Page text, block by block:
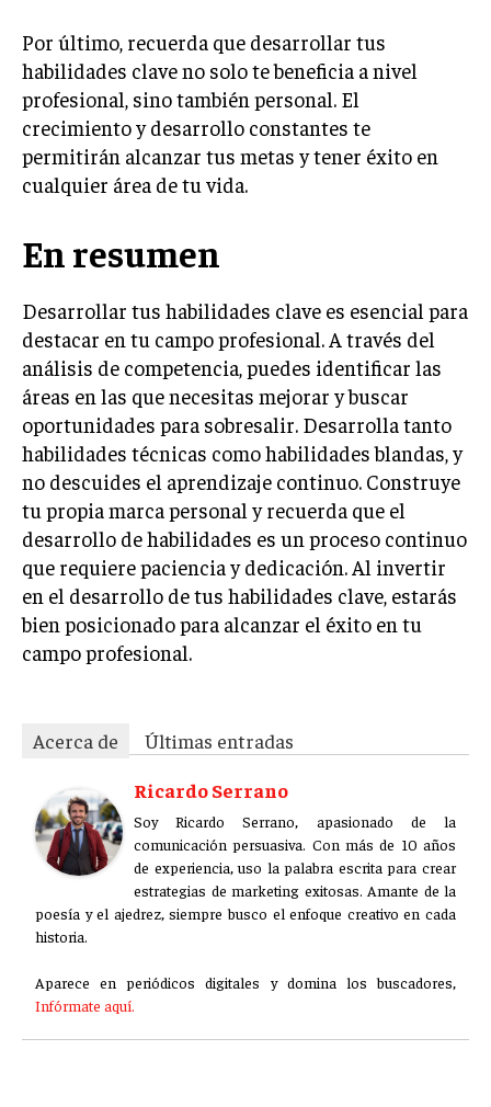
SOCIAL
BLOG
Acerca de Últimas entradas
Soy Ricardo Serrano, apasionado de la
experiencia, uso la palabra escrita para crear
estrategias de marketing exitosas. Amante de la
poesía y el ajedrez, siempre busco el enfoque creativo en cada
Aparece en periódicos digitales y domina los buscadores,
Infórmate aquí.
Por último, recuerda que desarrollar tus
habilidades clave no solo te beneficia a nivel
profesional, sino también personal. El
crecimiento y desarrollo constantes te
permitirán alcanzar tus metas y tener éxito en
cualquier área de tu vida.
En resumen
Desarrollar tus habilidades clave es esencial para
destacar en tu campo profesional. A través del
análisis de competencia, puedes identificar las
áreas en las que necesitas mejorar y buscar
oportunidades para sobresalir. Desarrolla tanto
habilidades técnicas como habilidades blandas, y
no descuides el aprendizaje continuo. Construye
tu propia marca personal y recuerda que el
desarrollo de habilidades es un proceso continuo
que requiere paciencia y dedicación. Al invertir
en el desarrollo de tus habilidades clave, estarás
bien posicionado para alcanzar el éxito en tu
campo profesional.
Acerca de
Últimas entradas
Ricardo Serrano
Soy Ricardo Serrano, apasionado de la
comunicación persuasiva. Con más de 10 años
de experiencia, uso la palabra escrita para crear
estrategias de marketing exitosas. Amante de la
poesía y el ajedrez, siempre busco el enfoque creativo en cada
historia.
Aparece en periódicos digitales y domina los buscadores,
Infórmate aquí.